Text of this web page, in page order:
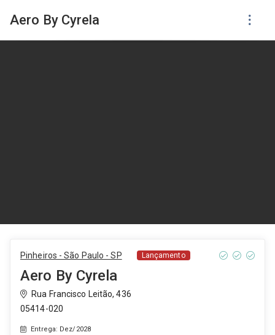
Aero By Cyrela
Pinheiros - São Paulo - SP Lançamento
Aero By Cyrela
Rua Francisco Leitão, 436
05414-020
Entrega: Dez/2028